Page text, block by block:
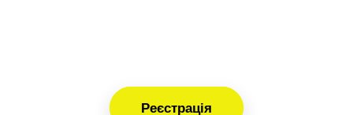
Реєстрація